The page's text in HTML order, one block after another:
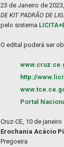
23 de Janeiro de
DE KIT PADRÃO DE
pelo sistema
O edital poderá ser
http://
Portal
Cruz-CE, 10 de janeiro
Erochania Acácio
Pregoeira